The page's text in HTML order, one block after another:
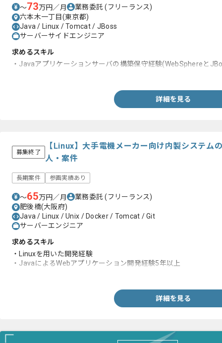
〜73万円／月 業務委託(フリーランス)
六本木一丁目(東京都)
Java / Linux / Tomcat / JBoss
サーバーサイドエンジニア
求めるスキル
・Javaアプリケーションサーバの構築保守経験(WebSphereと
詳細を見る
募集終了
【Linux】大手電機メーカー向け内製システム
人・案件
長期案件 参画実績あり
〜65万円／月 業務委託(フリーランス)
肥後橋(大阪府)
Java / Linux / Unix / Docker / Tomcat / Git
サーバーエンジニア
求めるスキル
・Linuxを用いた開発経験
・JavaによるWebアプリケーション開発経験5年以上
詳細を見る